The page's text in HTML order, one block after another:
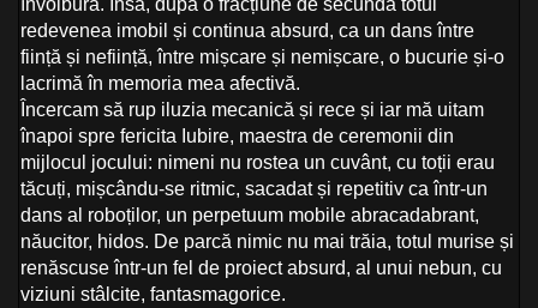
redevenea imobil și continua absurd, ca un dans între
ființă și neființă, între mișcare și nemișcare, o bucurie și-o
lacrimă în memoria mea afectivă.
Încercam să rup iluzia mecanică și rece și iar mă uitam
înapoi spre fericita Iubire, maestra de ceremonii din
mijlocul jocului: nimeni nu rostea un cuvânt, cu toții erau
tăcuți, mișcându-se ritmic, sacadat și repetitiv ca într-un
dans al roboților, un perpetuum mobile abracadabrant,
năucitor, hidos. De parcă nimic nu mai trăia, totul murise și
renăscuse într-un fel de proiect absurd, al unui nebun, cu
viziuni stâlcite, fantasmagorice.